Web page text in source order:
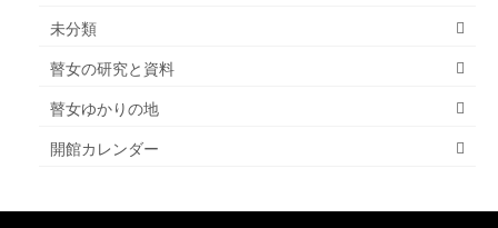
未分類
瞽女の研究と資料
瞽女ゆかりの地
開館カレンダー